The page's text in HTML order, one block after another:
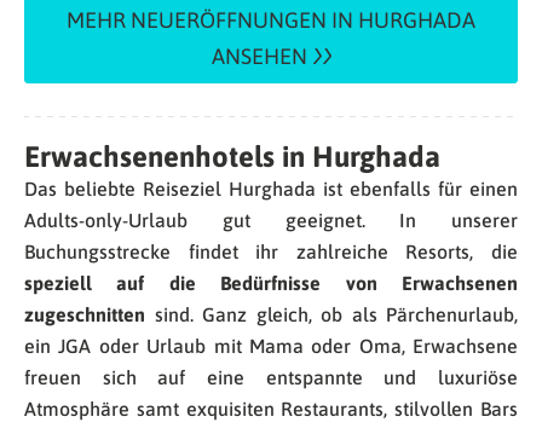
MEHR NEUERÖFFNUNGEN IN HURGHADA
ANSEHEN
Erwachsenenhotels in Hurghada
Das beliebte Reiseziel Hurghada ist ebenfalls für einen
Adults-only-Urlaub gut geeignet. In unserer
Buchungsstrecke findet ihr zahlreiche Resorts, die
speziell auf die Bedürfnisse von Erwachsenen
zugeschnitten sind. Ganz gleich, ob als Pärchenurlaub,
ein JGA oder Urlaub mit Mama oder Oma, Erwachsene
freuen sich auf eine entspannte und luxuriöse
Atmosphäre samt exquisiten Restaurants, stilvollen Bars